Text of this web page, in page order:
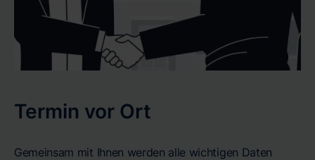
Termin vor Ort
Gemeinsam mit Ihnen werden alle wichtigen Daten